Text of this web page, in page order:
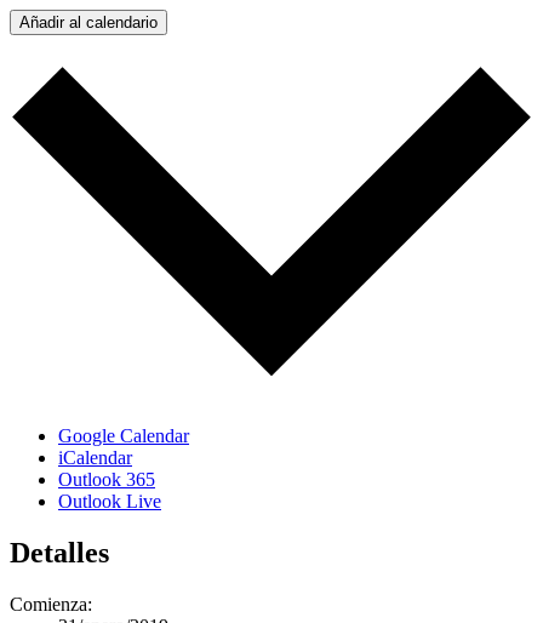
Añadir al calendario
Google Calendar
iCalendar
Outlook 365
Outlook Live
Detalles
Comienza: